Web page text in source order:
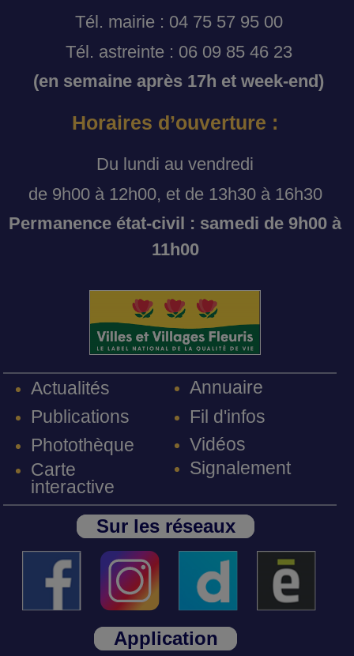
Tél. mairie : 04 75 57 95 00
Tél. astreinte : 06 09 85 46 23
(en semaine après 17h et week-end)
Horaires d’ouverture :
Du lundi au vendredi
de 9h00 à 12h00, et de 13h30 à 16h30
Permanence état-civil : samedi de 9h00 à
11h00
Actualités
Publications
Photothèque
Carte
interactive
Annuaire
Fil d'infos
Vidéos
Signalement
Sur les réseaux
Application